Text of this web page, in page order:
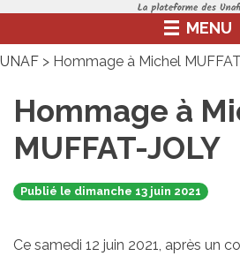
MENU
UNAF > Hommage à Michel
Hommage à
MUFFAT-JOLY
Publié le dimanche 13 juin 2021
Ce samedi 12 juin 2021, après un